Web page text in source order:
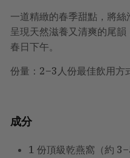
一道精緻的春季甜點，將絲
呈現天然滋養又清爽的尾
春日下午。
份量：2–3人份最佳飲用方
成分
1 份頂級乾燕窩（約